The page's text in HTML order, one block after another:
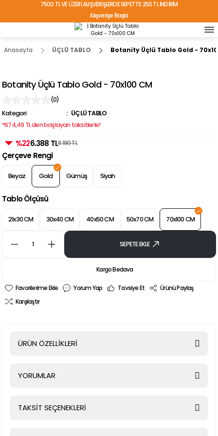
7500 TL VE ÜZERİ ALIŞVERİŞLERDE SEPETTE 250 TL İNDİRİM
Alışverişe Başla
TÜRKİYE'NİN HER YERİNE ÜCRETSİZ KARGO!
Anasayfa ÜÇLÜ TABLO Botanity Üçlü Tablo Gold -
Botanity Üçlü Tablo Gold - 70x100 CM
(0)
Kategori
ÜÇLÜ TABLO
*674,49 TL den başlayan taksitlerle!
%226.388 TL8.190 TL
Çerçeve Rengi
Beyaz Gold Gümüş Siyah
Tablo Ölçüsü
21x30 CM 30x40 CM 40x50 CM 50x70 CM 70x100 CM
SEPETE EKLE
Kargo Bedava
Yorum Yap Tavsiye Et
Ürünü Paylaş
Karşılaştır
ÜRÜN ÖZELLİKLERİ
YORUMLAR
TAKSİT SEÇENEKLERİ